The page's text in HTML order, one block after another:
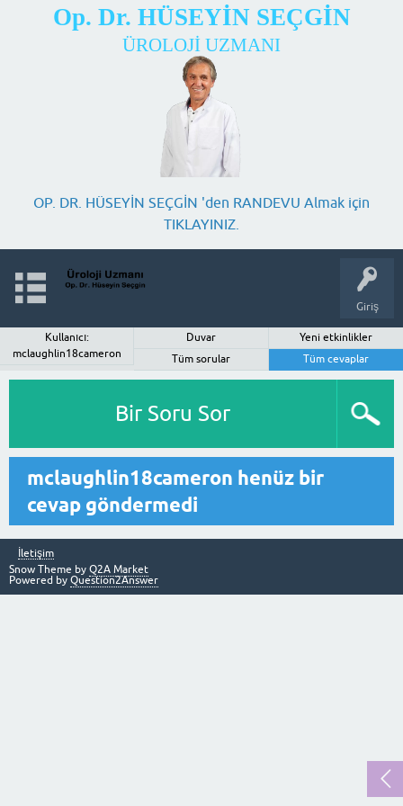
Op. Dr. HÜSEYİN SEÇGİN
ÜROLOJİ UZMANI
OP. DR. HÜSEYİN SEÇGİN 'den RANDEVU Almak için
TIKLAYINIZ.
Giriş
Kullanıcı:
mclaughlin18cameron
Duvar
Yeni etkinlikler
Tüm sorular
Tüm cevaplar
Bir Soru Sor
mclaughlin18cameron henüz bir
cevap göndermedi
İletişim
Snow Theme by Q2A Market
Powered by Question2Answer